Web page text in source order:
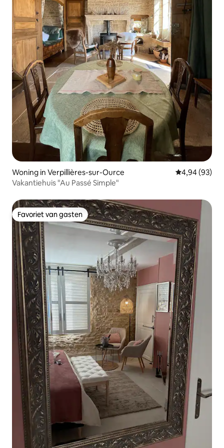
Woning in Verpillières-sur-Ource Gemiddelde
4,94 (93)
Vakantiehuis "Au Passé Simple"
Favoriet van gasten
Favoriet van gasten